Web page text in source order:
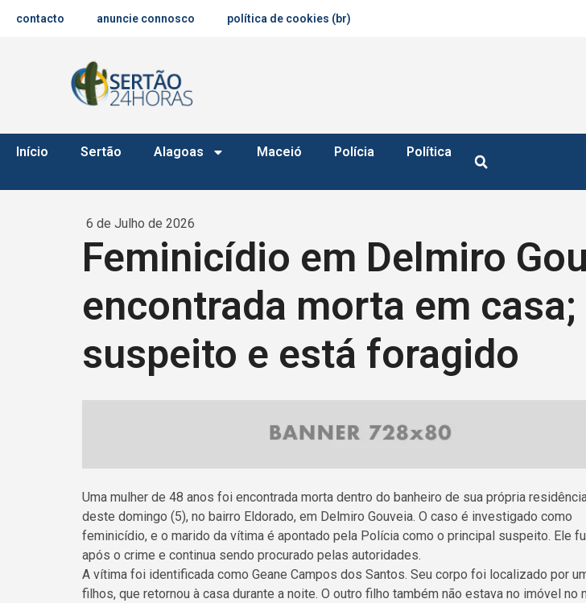
contacto anuncie connosco política de cookies (br)
Início Sertão Alagoas Maceió Polícia Política
6 de Julho de 2026
Feminicídio em Delmiro
encontrada morta em
suspeito e está foragido
Uma mulher de 48 anos foi encontrada morta dentro do banheiro de sua própria
deste domingo (5), no bairro Eldorado, em Delmiro Gouveia. O caso é investigado como
feminicídio, e o marido da vítima é apontado pela Polícia como o principal suspeito. Ele
após o crime e continua sendo procurado pelas autoridades.
A vítima foi identificada como Geane Campos dos Santos. Seu corpo foi localizado por
filhos, que retornou à casa durante a noite. O outro filho também não estava no imóvel no